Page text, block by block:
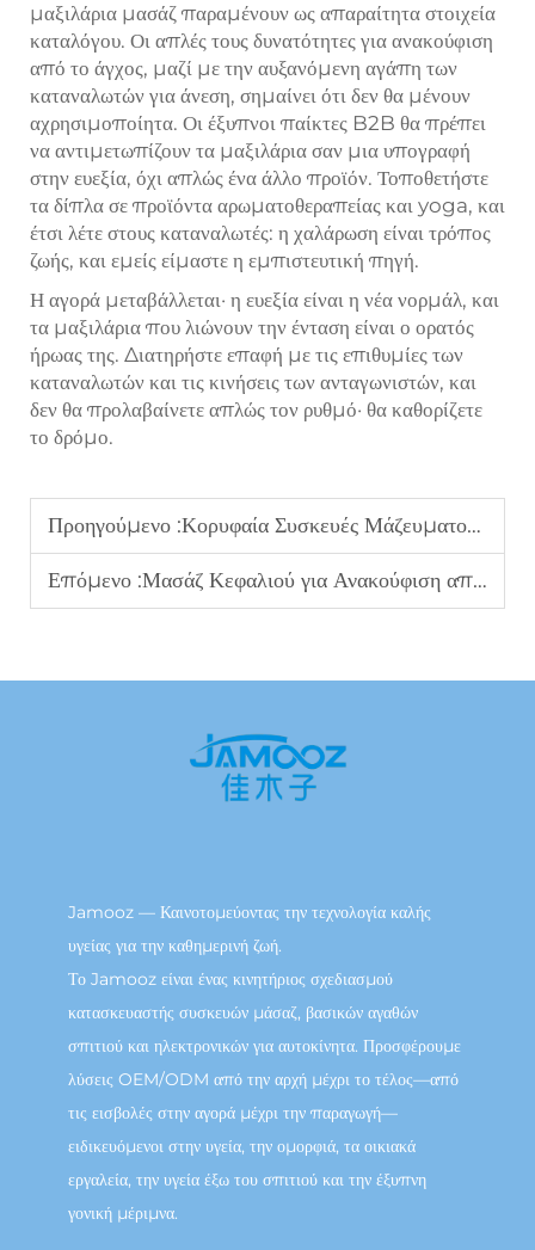
μαξιλάρια μασάζ παραμένουν ως απαραίτητα στοιχεία
καταλόγου. Οι απλές τους δυνατότητες για ανακούφιση
από το άγχος, μαζί με την αυξανόμενη αγάπη των
καταναλωτών για άνεση, σημαίνει ότι δεν θα μένουν
αχρησιμοποίητα. Οι έξυπνοι παίκτες B2B θα πρέπει
να αντιμετωπίζουν τα μαξιλάρια σαν μια υπογραφή
στην ευεξία, όχι απλώς ένα άλλο προϊόν. Τοποθετήστε
τα δίπλα σε προϊόντα αρωματοθεραπείας και yoga, και
έτσι λέτε στους καταναλωτές: η χαλάρωση είναι τρόπος
ζωής, και εμείς είμαστε η εμπιστευτική πηγή.
Η αγορά μεταβάλλεται· η ευεξία είναι η νέα νορμάλ, και
τα μαξιλάρια που λιώνουν την ένταση είναι ο ορατός
ήρωας της. Διατηρήστε επαφή με τις επιθυμίες των
καταναλωτών και τις κινήσεις των ανταγωνιστών, και
δεν θα προλαβαίνετε απλώς τον ρυθμό· θα καθορίζετε
το δρόμο.
Προηγούμενο :Κορυφαία Συσκευές Μάζευματος για Πωλήσεις B2B: Τάσεις που οι Διανομείς θα πρέπει να παρακολουθήσουν το 2025
Επόμενο :Μασάζ Κεφαλιού για Ανακούφιση από το Στρες: Μια Αναπτυσσόμενη Επιχειρηματική Ευκαιρία B2B
Jamooz — Καινοτομεύοντας την τεχνολογία καλής
υγείας για την καθημερινή ζωή.
Το Jamooz είναι ένας κινητήριος σχεδιασμού
κατασκευαστής συσκευών μάσαζ, βασικών αγαθών
σπιτιού και ηλεκτρονικών για αυτοκίνητα. Προσφέρουμε
λύσεις OEM/ODM από την αρχή μέχρι το τέλος—από
τις εισβολές στην αγορά μέχρι την παραγωγή—
ειδικευόμενοι στην υγεία, την ομορφιά, τα οικιακά
εργαλεία, την υγεία έξω του σπιτιού και την έξυπνη
γονική μέριμνα.